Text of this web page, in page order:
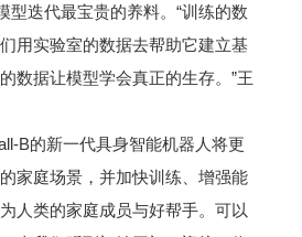
型迭代最宝贵的养料。“训练的数
用实验室的数据去帮助它建立基
数据让模型学会真正的生存。”王
的新一代具身智能机器人将更
家庭场景，并加快训练、增强能
人类的家庭成员与好帮手。可以